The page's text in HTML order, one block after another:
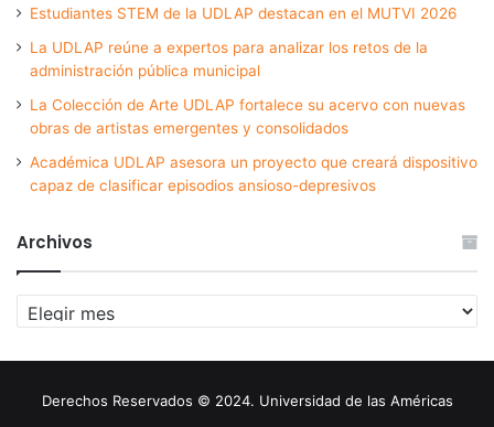
Estudiantes STEM de la UDLAP destacan en el MUTVI 2026
La UDLAP reúne a expertos para analizar los retos de la
administración pública municipal
La Colección de Arte UDLAP fortalece su acervo con nuevas
obras de artistas emergentes y consolidados
Académica UDLAP asesora un proyecto que creará dispositivo
capaz de clasificar episodios ansioso-depresivos
Archivos
Archivos
Derechos Reservados © 2024. Universidad de las Américas